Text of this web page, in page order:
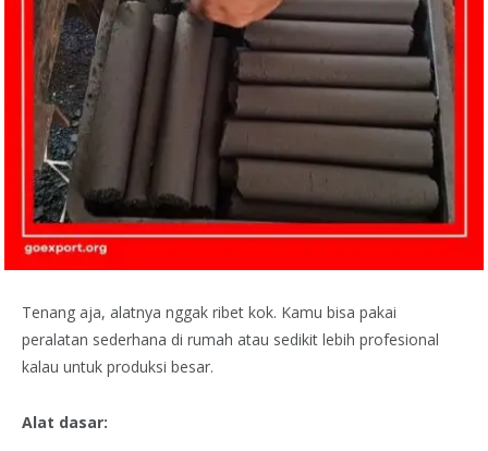
Tenang aja, alatnya nggak ribet kok. Kamu bisa pakai
peralatan sederhana di rumah atau sedikit lebih profesional
kalau untuk produksi besar.
Alat dasar: